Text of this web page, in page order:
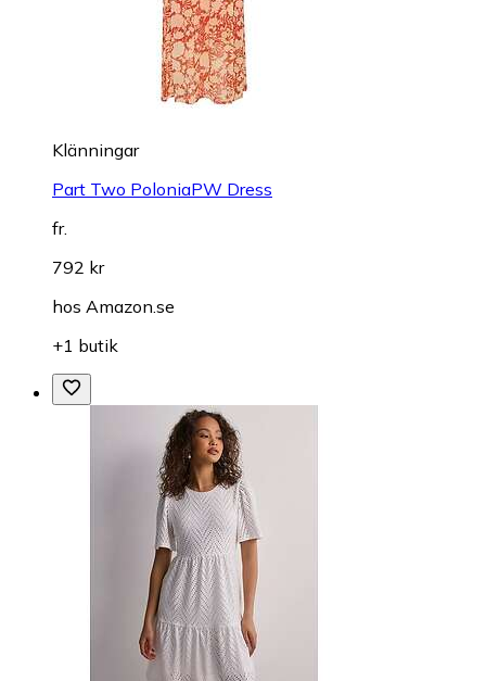
Klänningar
Part Two PoloniaPW Dress
fr.
792 kr
hos Amazon.se
+1 butik